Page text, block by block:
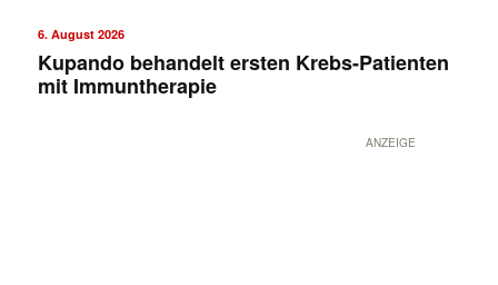
6. August 2026
Kupando behandelt ersten Krebs-Patienten
mit Immuntherapie
ANZEIGE